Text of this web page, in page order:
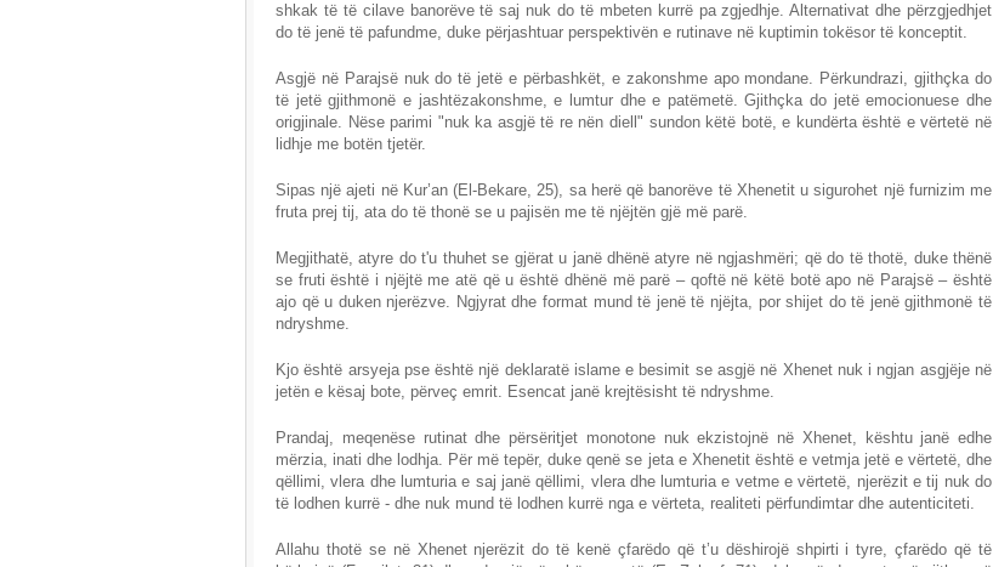
shkak të të cilave banorëve të saj nuk do të mbeten kurrë pa zgjedhje. Alternativat dhe përzgjedhjet
do të jenë të pafundme, duke përjashtuar perspektivën e rutinave në kuptimin tokësor të konceptit.
Asgjë në Parajsë nuk do të jetë e përbashkët, e zakonshme apo mondane. Përkundrazi, gjithçka do
të jetë gjithmonë e jashtëzakonshme, e lumtur dhe e patëmetë. Gjithçka do jetë emocionuese dhe
origjinale. Nëse parimi "nuk ka asgjë të re nën diell" sundon këtë botë, e kundërta është e vërtetë në
lidhje me botën tjetër.
Sipas një ajeti në Kur’an (El-Bekare, 25), sa herë që banorëve të Xhenetit u sigurohet një furnizim me
fruta prej tij, ata do të thonë se u pajisën me të njëjtën gjë më parë.
Megjithatë, atyre do t'u thuhet se gjërat u janë dhënë atyre në ngjashmëri; që do të thotë, duke thënë
se fruti është i njëjtë me atë që u është dhënë më parë – qoftë në këtë botë apo në Parajsë – është
ajo që u duken njerëzve. Ngjyrat dhe format mund të jenë të njëjta, por shijet do të jenë gjithmonë të
ndryshme.
Kjo është arsyeja pse është një deklaratë islame e besimit se asgjë në Xhenet nuk i ngjan asgjëje në
jetën e kësaj bote, përveç emrit. Esencat janë krejtësisht të ndryshme.
Prandaj, meqenëse rutinat dhe përsëritjet monotone nuk ekzistojnë në Xhenet, kështu janë edhe
mërzia, inati dhe lodhja. Për më tepër, duke qenë se jeta e Xhenetit është e vetmja jetë e vërtetë, dhe
qëllimi, vlera dhe lumturia e saj janë qëllimi, vlera dhe lumturia e vetme e vërtetë, njerëzit e tij nuk do
të lodhen kurrë - dhe nuk mund të lodhen kurrë nga e vërteta, realiteti përfundimtar dhe autenticiteti.
Allahu thotë se në Xhenet njerëzit do të kenë çfarëdo që t’u dëshirojë shpirti i tyre, çfarëdo që të